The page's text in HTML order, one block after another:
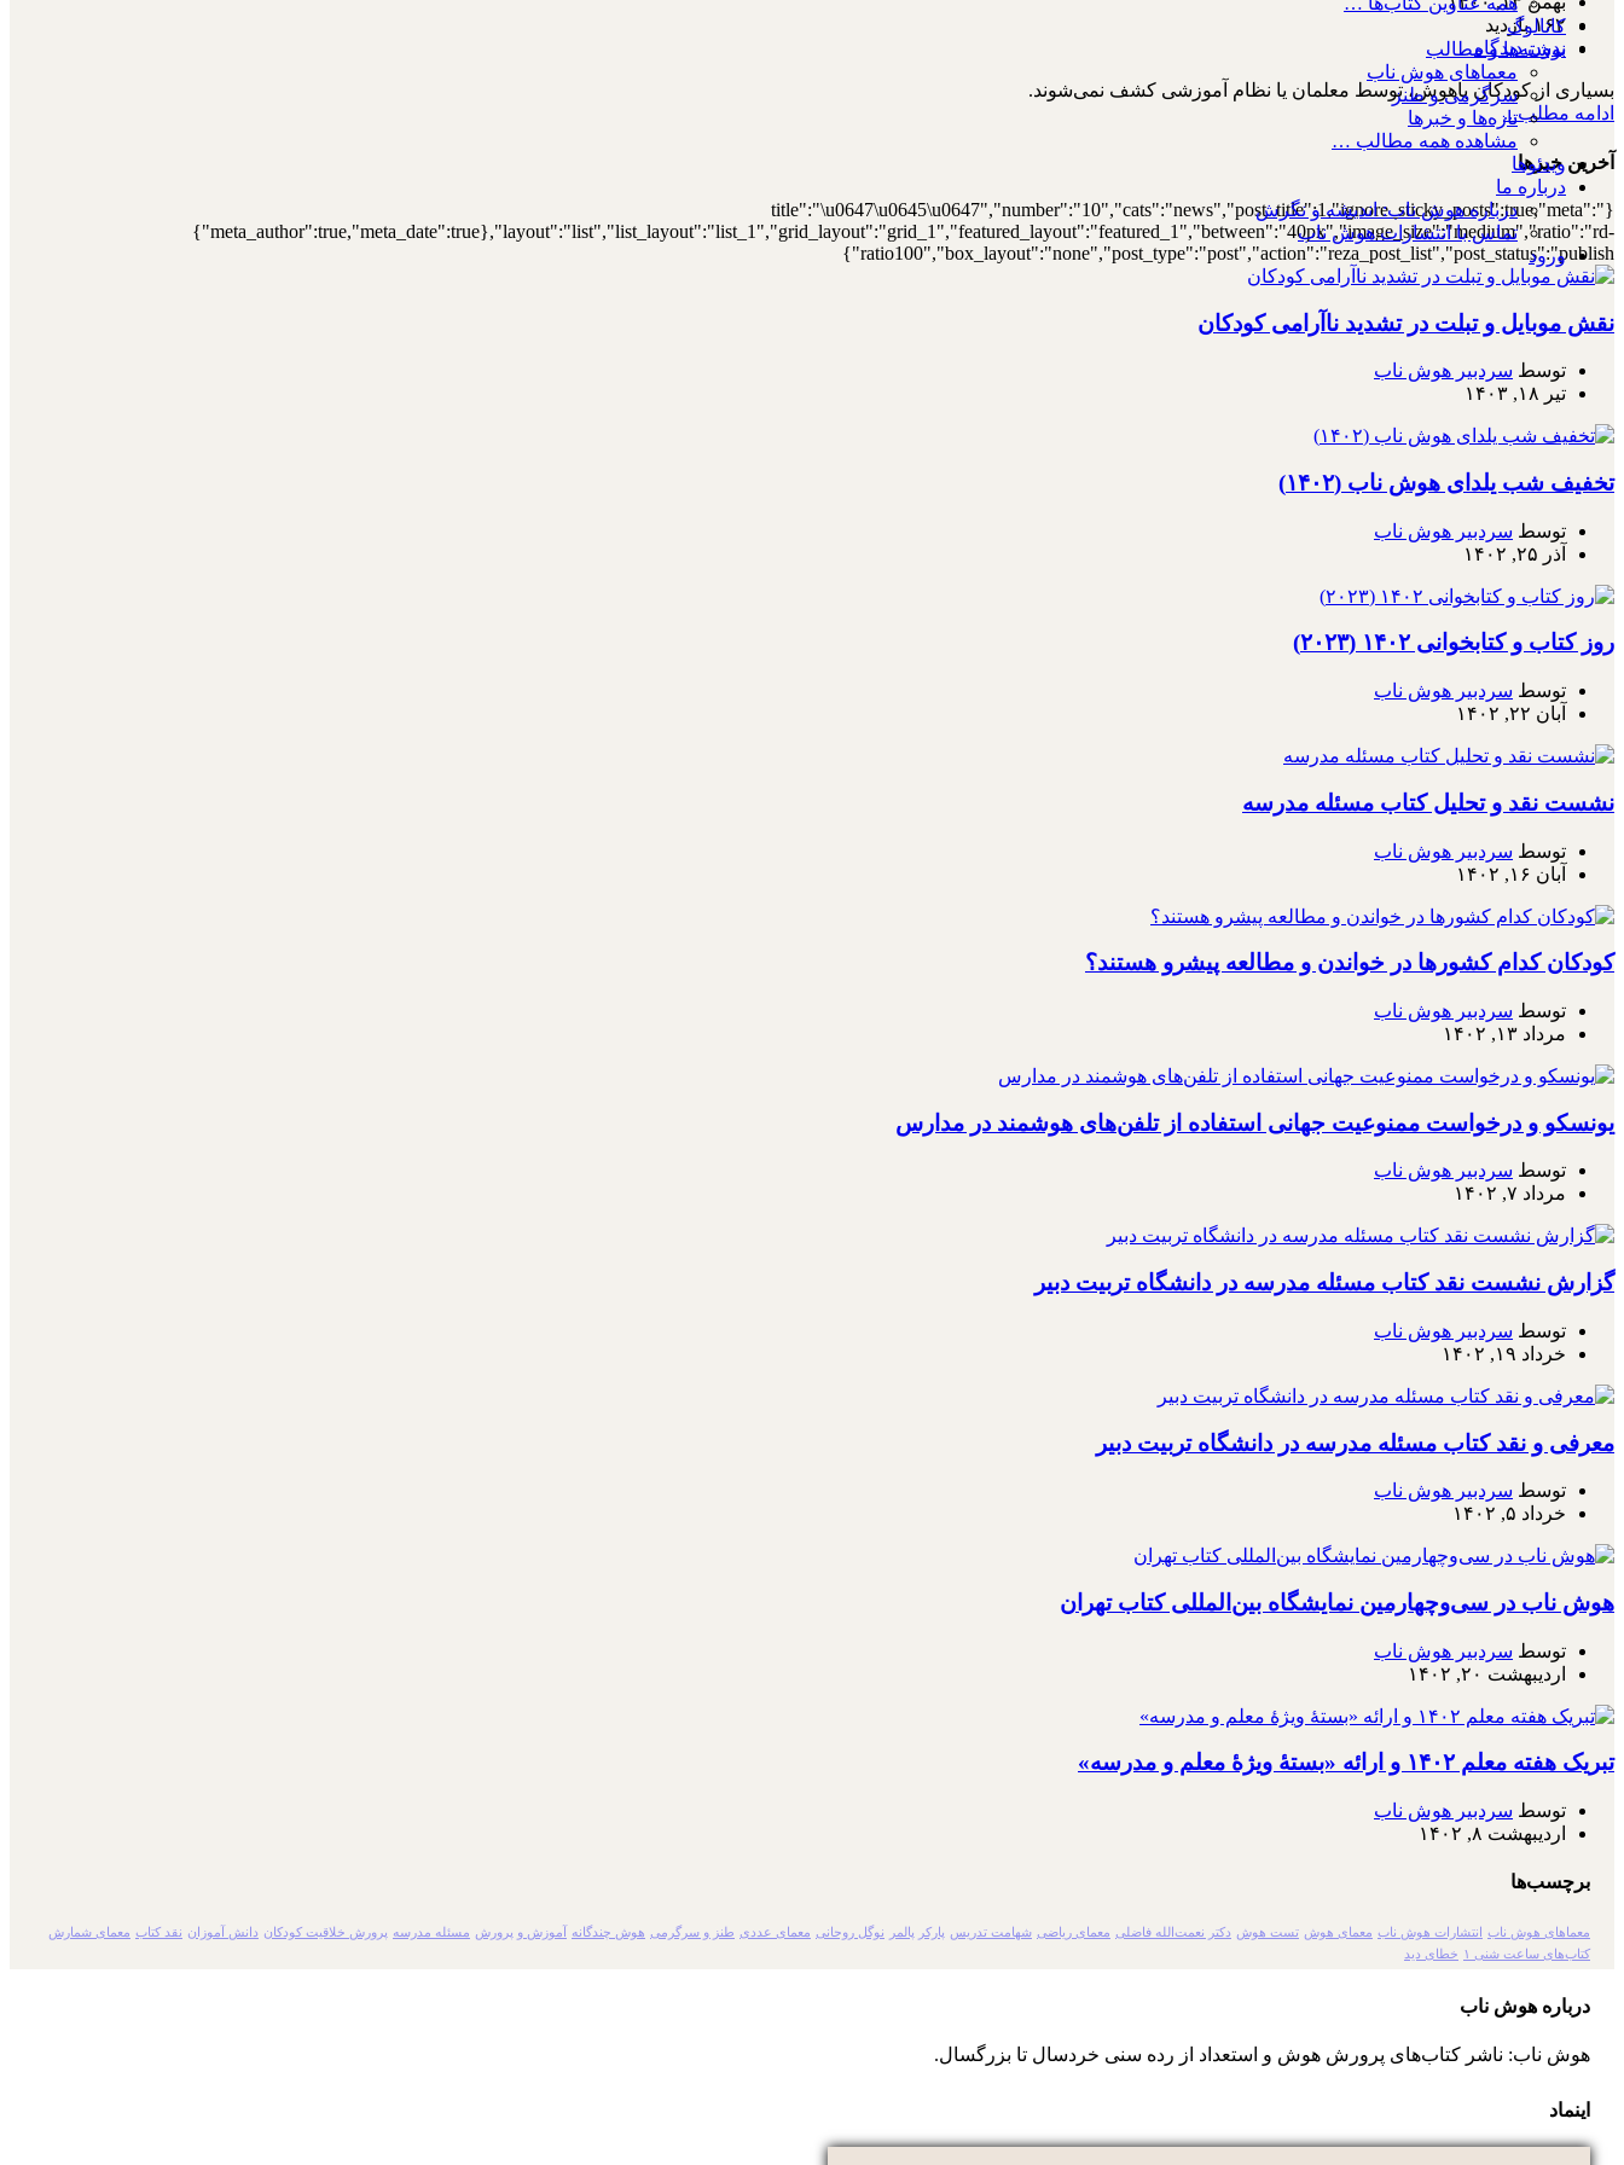
کاتالوگ
نوشته‌ها و مطالب
معماهای هوش ناب
سرگرمی و طنز
تازه‌ها و خبرها
مشاهده همه مطالب …
ویدئوها
درباره ما
درباره هوش ناب: اندیشه و نگرش
تماس با انتشارات هوش ناب
ورود
۱۶۲ بازدید
بدون دیدگاه
بسیاری از کودکان باهوش، توسط معلمان یا نظام آموزشی کشف نمی‌شوند.
ادامه مطلب...
آخرین خبرها
{"title":"\u0647\u0645\u0647","number":"10","cats":"news","post_title":1,"ignore_sticky_posts":true,"meta":
{"meta_author":true,"meta_date":true},"layout":"list","list_layout":"list_1","grid_layout":"grid_1","featured_layout":"featured_1","between":"40px","image_size":"medium","ratio":"rd-
ratio100","box_layout":"none","post_type":"post","action":"reza_post_list","post_status":"publish"}
نقش موبایل و تبلت در تشدید ناآرامی کودکان
توسط سردبیر هوش ناب
تیر ۱۸, ۱۴۰۳
تخفیف شب یلدای هوش ناب (۱۴۰۲)
توسط سردبیر هوش ناب
آذر ۲۵, ۱۴۰۲
روز کتاب و کتابخوانی ۱۴۰۲ (۲۰۲۳)
توسط سردبیر هوش ناب
آبان ۲۲, ۱۴۰۲
نشست نقد و تحلیل کتاب مسئله مدرسه
توسط سردبیر هوش ناب
آبان ۱۶, ۱۴۰۲
کودکان کدام کشورها در خواندن و مطالعه پیشرو هستند؟
توسط سردبیر هوش ناب
مرداد ۱۳, ۱۴۰۲
یونسکو و درخواست ممنوعیت جهانی استفاده از تلفن‌های هوشمند در مدارس
توسط سردبیر هوش ناب
مرداد ۷, ۱۴۰۲
گزارش نشست نقد کتاب مسئله مدرسه در دانشگاه تربیت دبیر
توسط سردبیر هوش ناب
خرداد ۱۹, ۱۴۰۲
معرفی و نقد کتاب مسئله مدرسه در دانشگاه تربیت دبیر
توسط سردبیر هوش ناب
خرداد ۵, ۱۴۰۲
هوش ناب در سی‌وچهارمین نمایشگاه بین‌المللی کتاب تهران
توسط سردبیر هوش ناب
اردیبهشت ۲۰, ۱۴۰۲
تبریک هفته معلم ۱۴۰۲ و ارائه «بستۀ ویژۀ معلم و مدرسه»
توسط سردبیر هوش ناب
اردیبهشت ۸, ۱۴۰۲
برچسب‌ها
معماهای هوش ناب انتشارات هوش ناب معمای هوش تست هوش دکتر نعمت‌الله فاضلی معمای ریاضی شهامت تدریس پارکر پالمر نوگل روحانی معمای عددی طنز و سرگرمی هوش چندگانه آموزش و پرورش مسئله مدرسه پرورش خلاقیت کودکان دانش آموزان نقد کتاب معمای شمارش
کتاب‌های ساعت شنی ۱
خطای دید
درباره هوش ناب
هوش ناب: ناشر کتاب‌های پرورش هوش و استعداد از رده سنی خردسال تا بزرگسال.
اینماد